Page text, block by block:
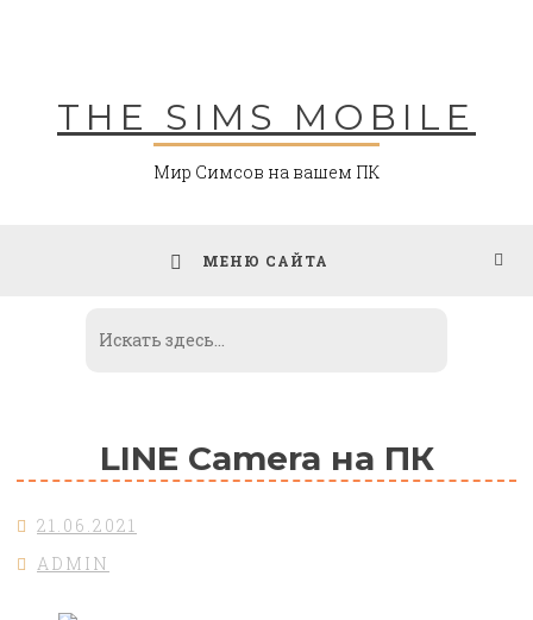
THE SIMS MOBILE
Мир Симсов на вашем ПК
МЕНЮ САЙТА
LINE Camera на ПК
21.06.2021
ADMIN